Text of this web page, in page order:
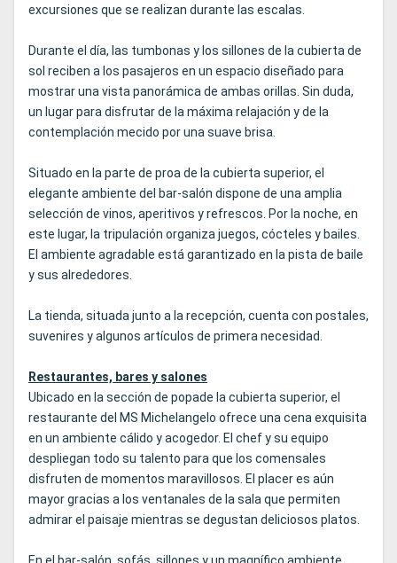
excursiones que se realizan durante las escalas.
Durante el día, las tumbonas y los sillones de la cubierta de
sol reciben a los pasajeros en un espacio diseñado para
mostrar una vista panorámica de ambas orillas. Sin duda,
un lugar para disfrutar de la máxima relajación y de la
contemplación mecido por una suave brisa.
Situado en la parte de proa de la cubierta superior, el
elegante ambiente del bar-salón dispone de una amplia
selección de vinos, aperitivos y refrescos. Por la noche, en
este lugar, la tripulación organiza juegos, cócteles y bailes.
El ambiente agradable está garantizado en la pista de baile
y sus alrededores.
La tienda, situada junto a la recepción, cuenta con postales,
suvenires y algunos artículos de primera necesidad.
Restaurantes, bares y salones
Ubicado en la sección de popade la cubierta superior, el
restaurante del MS Michelangelo ofrece una cena exquisita
en un ambiente cálido y acogedor. El chef y su equipo
despliegan todo su talento para que los comensales
disfruten de momentos maravillosos. El placer es aún
mayor gracias a los ventanales de la sala que permiten
admirar el paisaje mientras se degustan deliciosos platos.